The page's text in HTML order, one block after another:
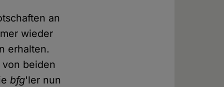
an
wieder
erhalten.
beiden
bfg'ler nun